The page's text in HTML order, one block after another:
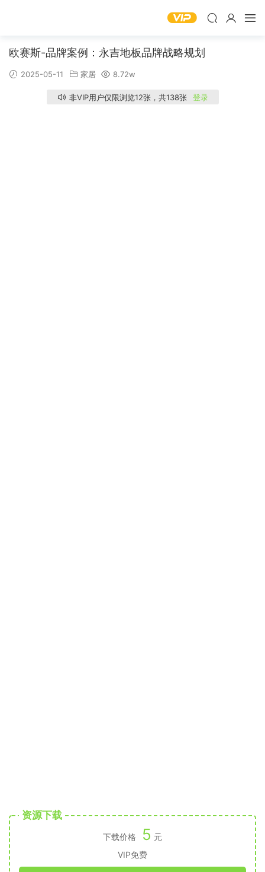
欧赛斯-品牌案例：永吉地板品牌战略规划
2025-05-11 家居 8.72w
非VIP用户仅限浏览12张，共138张 登录
资源下载
下载价格 5 元
VIP免费